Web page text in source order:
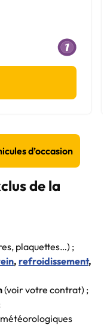
d’occasion
de la
plaquettes…) ;
, refroidissement,
(voir votre contrat) ;